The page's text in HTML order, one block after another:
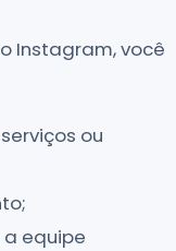
Instagram, você
ou
equipe